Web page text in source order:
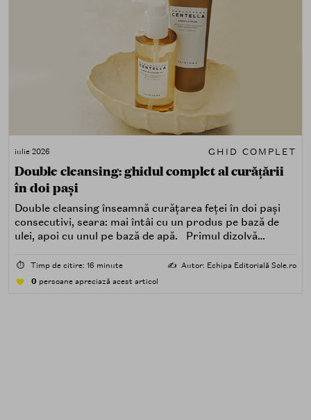
iulie 2026 GHID COMPLET
Double cleansing: ghidul complet al curățării
în doi pași
Double cleansing înseamnă curățarea feței în doi pași
consecutivi, seara: mai întâi cu un produs pe bază de
ulei, apoi cu unul pe bază de apă. Primul dizolvă
poluare. Al doilea îndepărtează impuritățile solubile în
⏱️ Timp de citire: 16 minute ✍️ Autor: Echipa Editorială Sole.ro
0 persoane apreciază acest articol